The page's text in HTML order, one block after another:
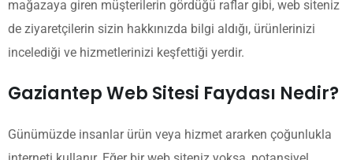
mağazaya giren müşterilerin gördüğü raflar gibi, web siteniz
de ziyaretçilerin sizin hakkınızda bilgi aldığı, ürünlerinizi
incelediği ve hizmetlerinizi keşfettiği yerdir.
Gaziantep Web Sitesi Faydası Nedir?
Günümüzde insanlar ürün veya hizmet ararken çoğunlukla